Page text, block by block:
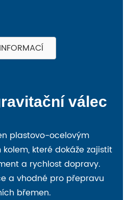
válec
plastovo-ocelovým
které dokáže zajistit
a rychlost dopravy.
a vhodné pro přepravu
břemen.